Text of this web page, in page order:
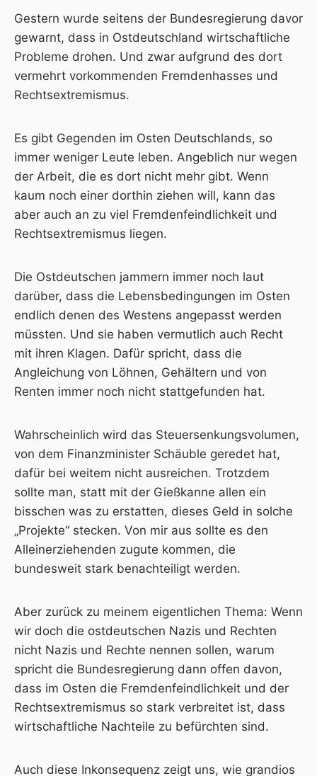
Gestern wurde seitens der Bundesregierung davor
gewarnt, dass in Ostdeutschland wirtschaftliche
Probleme drohen. Und zwar aufgrund des dort
vermehrt vorkommenden Fremdenhasses und
Rechtsextremismus.
Es gibt Gegenden im Osten Deutschlands, so
immer weniger Leute leben. Angeblich nur wegen
der Arbeit, die es dort nicht mehr gibt. Wenn
kaum noch einer dorthin ziehen will, kann das
aber auch an zu viel Fremdenfeindlichkeit und
Rechtsextremismus liegen.
Die Ostdeutschen jammern immer noch laut
darüber, dass die Lebensbedingungen im Osten
endlich denen des Westens angepasst werden
müssten. Und sie haben vermutlich auch Recht
mit ihren Klagen. Dafür spricht, dass die
Angleichung von Löhnen, Gehältern und von
Renten immer noch nicht stattgefunden hat.
Wahrscheinlich wird das Steuersenkungsvolumen,
von dem Finanzminister Schäuble geredet hat,
dafür bei weitem nicht ausreichen. Trotzdem
sollte man, statt mit der Gießkanne allen ein
bisschen was zu erstatten, dieses Geld in solche
„Projekte“ stecken. Von mir aus sollte es den
Alleinerziehenden zugute kommen, die
bundesweit stark benachteiligt werden.
Aber zurück zu meinem eigentlichen Thema: Wenn
wir doch die ostdeutschen Nazis und Rechten
nicht Nazis und Rechte nennen sollen, warum
spricht die Bundesregierung dann offen davon,
dass im Osten die Fremdenfeindlichkeit und der
Rechtsextremismus so stark verbreitet ist, dass
wirtschaftliche Nachteile zu befürchten sind.
Auch diese Inkonsequenz zeigt uns, wie grandios